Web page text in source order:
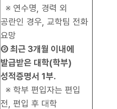
※ 연수명, 경력 외
공란인 경우, 교학팀 전화
요망
② 최근 3개월 이내에
발급받은 대학(학부)
성적증명서 1부.
※ 학부 편입자는 편입
전, 편입 후 대학